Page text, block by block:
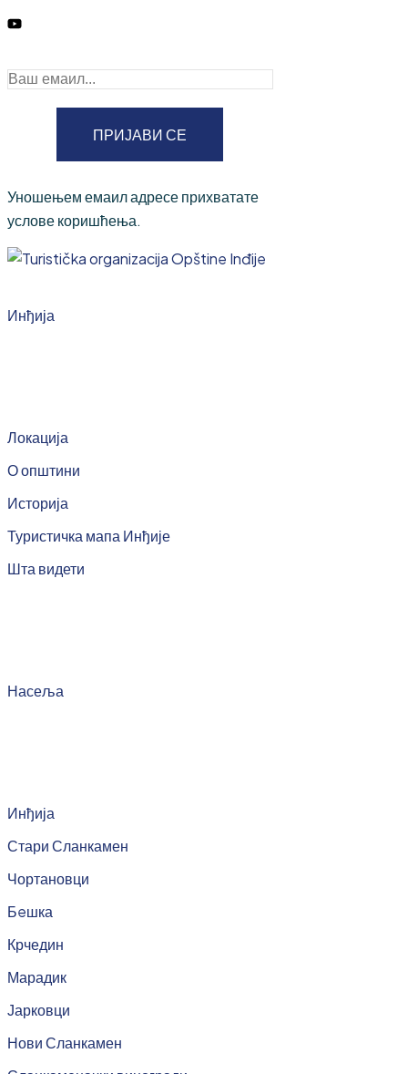
ПРИЈАВИ СЕ
Уношењем емаил адресе прихватате
услове коришћења.
Инђија
Локација
О општини
Историја
Туристичка мапа Инђије
Шта видети
Насеља
Инђија
Стари Сланкамен
Чортановци
Бeшка
Крчедин
Марадик
Јарковци
Нови Сланкамен